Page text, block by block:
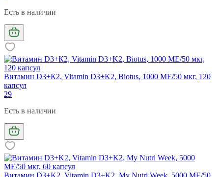
Есть в наличии
Витамин D3+К2, Vitamin D3+K2, Biotus, 1000 МЕ/50 мкг, 120
капсул
29
Есть в наличии
Витамин D3+K2, Vitamin D3+K2, My Nutri Week, 5000 МЕ/50